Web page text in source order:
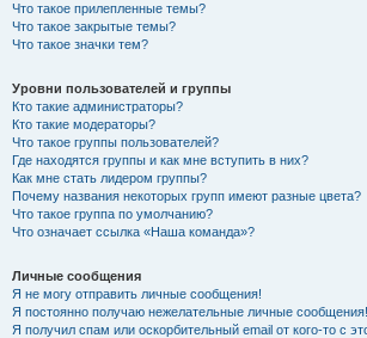
Что такое прилепленные темы?
Что такое закрытые темы?
Что такое значки тем?
Уровни пользователей и группы
Кто такие администраторы?
Кто такие модераторы?
Что такое группы пользователей?
Где находятся группы и как мне вступить в них?
Как мне стать лидером группы?
Почему названия некоторых групп имеют разные цвета?
Что такое группа по умолчанию?
Что означает ссылка «Наша команда»?
Личные сообщения
Я не могу отправить личные сообщения!
Я постоянно получаю нежелательные личные сообщения!
Я получил спам или оскорбительный email от кого-то с